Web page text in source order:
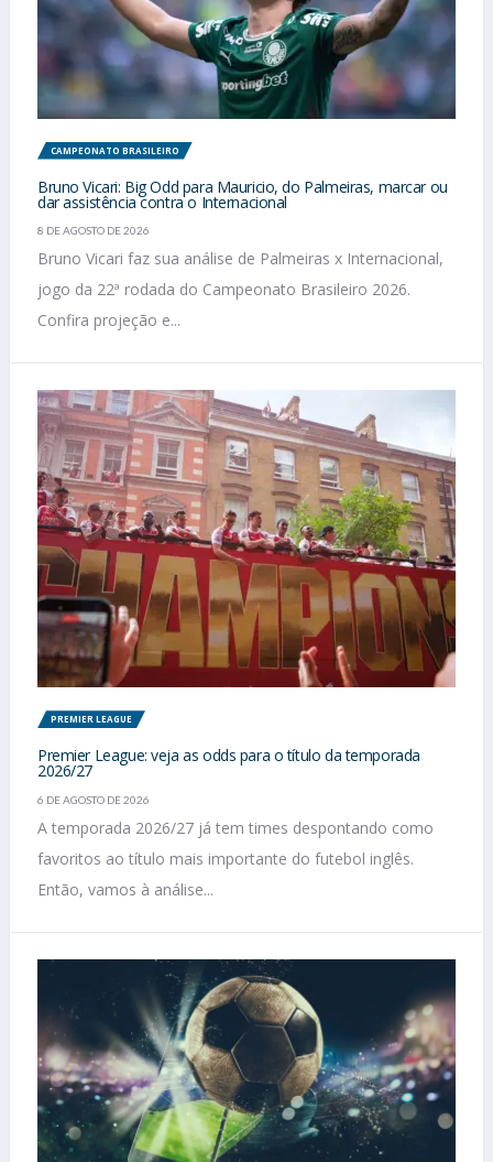
CAMPEONATO BRASILEIRO
Bruno Vicari: Big Odd para Mauricio, do Palmeiras, marcar ou
dar assistência contra o Internacional
8 DE AGOSTO DE 2026
Bruno Vicari faz sua análise de Palmeiras x Internacional,
jogo da 22ª rodada do Campeonato Brasileiro 2026.
Confira projeção e...
PREMIER LEAGUE
Premier League: veja as odds para o título da temporada
2026/27
6 DE AGOSTO DE 2026
A temporada 2026/27 já tem times despontando como
favoritos ao título mais importante do futebol inglês.
Então, vamos à análise...